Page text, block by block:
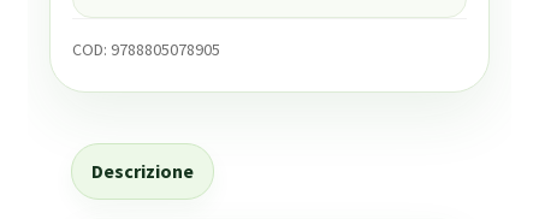
COD: 9788805078905
Descrizione